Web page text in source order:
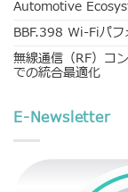
Automotive
BBF.398 Wi-Fiパフ
無線通信（RF）コ
での統合最適化
E-Newsletter